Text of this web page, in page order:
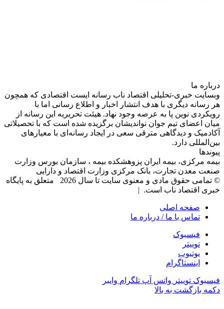
درباره‌ ما
وبسایت خبری-تحلیلی اقتصاد ناب رسانه‌ ایست اقتصادی که همچون
هر رسانه دیگری با هدف انتشار اخبار و اطلاع رسانی اما با
رویکردی نوین پا به عرصه وجود نهاد. هیئت تحریریه این رسانه از
میان اعضای تیم جوان نواندیشان برگزیده شده است که با تحصیلاتی
آکادمیک و دیدگاهی‌ مترقی سعی در ایجاد رسانه‌ای با معیار‌های
بین‌المللی دارد.
پیوندها
بیمه مرکزی، بیمه ایران پزوهشکده بیمه ، سازمان بورس وزارت
صنعت معدن تجارت، بانک مرکزی وزارت اقتصاد و دارایی
© تمامی حقوق مادی و معنوی سایت تا سال 2026 متعلق به پایگاه
خبری اقتصاد ناب است. |
صفحه اصلی
تماس با ما / درباره ما
فیسبوک
توییتر
یوتیوب
اینستاگرام
فیسبوک توییتر واتس آپ تلگرام وایبر
دکمه بازگشت به بالا